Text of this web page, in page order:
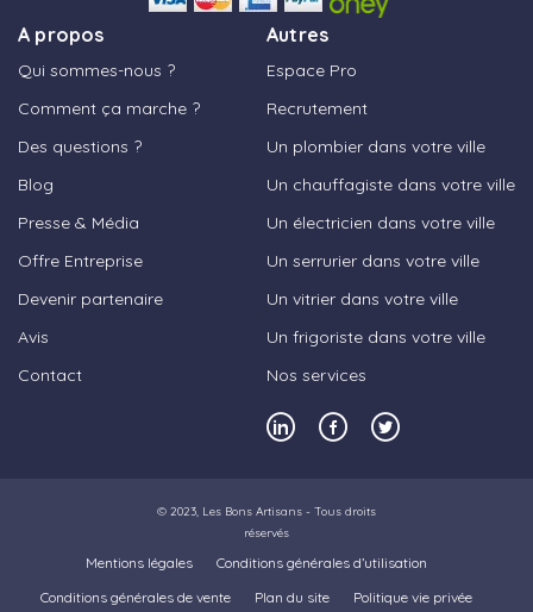
A propos
Qui sommes-nous ?
Comment ça marche ?
Des questions ?
Blog
Presse & Média
Offre Entreprise
Devenir partenaire
Avis
Contact
Autres
Espace Pro
Recrutement
Un plombier dans votre ville
Un chauffagiste dans votre ville
Un électricien dans votre ville
Un serrurier dans votre ville
Un vitrier dans votre ville
Un frigoriste dans votre ville
Nos services
© 2023, Les Bons Artisans - Tous droits
réservés
Mentions légales
Conditions générales d’utilisation
Conditions générales de vente
Plan du site Politique vie privée